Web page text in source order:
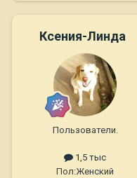
Ксения-Линда
Пользователи.
1,5 тыс
Пол:Женский